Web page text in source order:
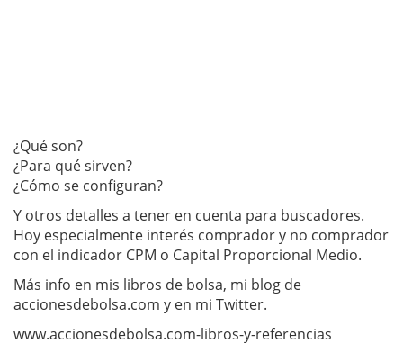
¿Qué son?
¿Para qué sirven?
¿Cómo se configuran?
Y otros detalles a tener en cuenta para buscadores.
Hoy especialmente interés comprador y no comprador
con el indicador CPM o Capital Proporcional Medio.
Más info en mis libros de bolsa, mi blog de
accionesdebolsa.com y en mi Twitter.
www.accionesdebolsa.com-libros-y-referen­cias